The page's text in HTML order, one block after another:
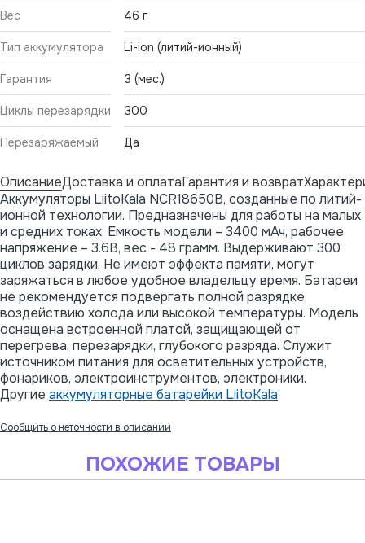
Вес 46 г
Тип аккумулятора Li-ion (литий-ионный)
Гарантия 3 (мес.)
Циклы перезарядки 300
Перезаряжаемый Да
ОписаниеДоставка и оплатаГарантия и возврат
Аккумуляторы LiitoKala NCR18650B, созданные по литий-
ионной технологии. Предназначены для работы на малых
и средних токах. Емкость модели – 3400 мАч, рабочее
напряжение – 3.6В, вес - 48 грамм. Выдерживают 300
циклов зарядки. Не имеют эффекта памяти, могут
заряжаться в любое удобное владельцу время. Батареи
не рекомендуется подвергать полной разрядке,
воздействию холода или высокой температуры. Модель
оснащена встроенной платой, защищающей от
перегрева, перезарядки, глубокого разряда. Служит
источником питания для осветительных устройств,
фонариков, электроинструментов, электроники.
Другие аккумуляторные батарейки LiitoKala
Сообщить о неточности в описании
ПОХОЖИЕ ТОВАРЫ